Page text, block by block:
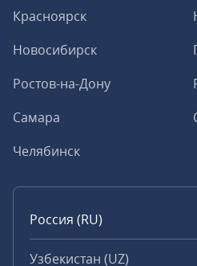
Красноярск
Новосибирск
Ростов-на-Дону
Самара
Челябинск
Россия (RU)
Узбекистан (UZ)